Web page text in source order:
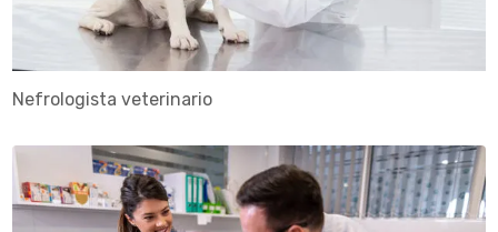
Nefrologista veterinario